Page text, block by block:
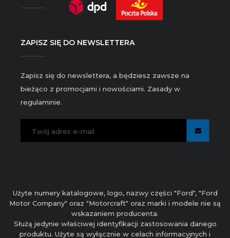
ZAPISZ SIĘ DO NEWSLETTERA
Zapisz się do newslettera, a będziesz zawsze na
bieżąco z promocjami i nowościami. Zasady w
regulaminie.
Użyte numery katalogowe, logo, nazwy części "Ford", "Ford
Motor Company" oraz "Motorcraft" oraz marki i modele nie są
wskazaniem producenta.
Służą jedynie właściwej identyfikacji zastosowania danego
produktu. Użyte są wyłącznie w celach informacyjnych i